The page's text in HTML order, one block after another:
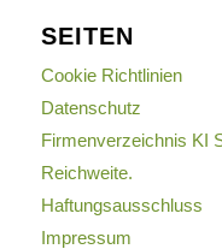
SEITEN
Cookie Richtlinien
Datenschutz
Firmenverzeichnis KI
Reichweite.
Haftungsausschluss
Impressum